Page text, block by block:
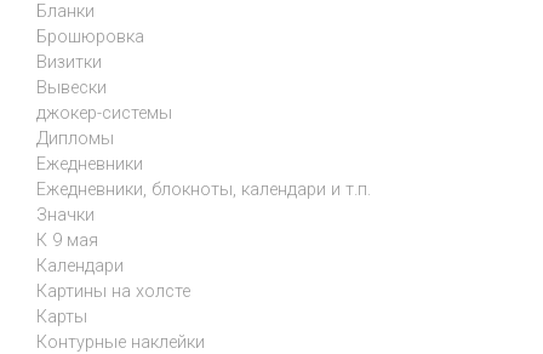
Бланки
Брошюровка
Визитки
Вывески
джокер-системы
Дипломы
Ежедневники
Ежедневники, блокноты, календари и т.п.
Значки
К 9 мая
Календари
Картины на холсте
Карты
Контурные наклейки